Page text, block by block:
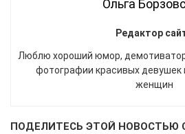
Ольга
Редактор
Люблю хороший юмор,
фотографии красивых девушек
женщин
ПОДЕЛИТЕСЬ ЭТОЙ НОВОСТЬЮ